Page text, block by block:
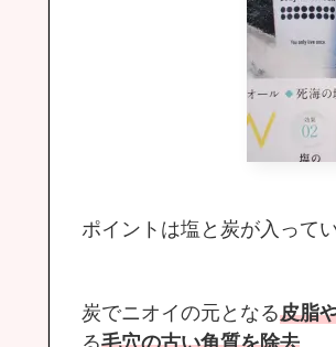
ポイントは塩と炭が入って
炭でニオイの元となる皮脂